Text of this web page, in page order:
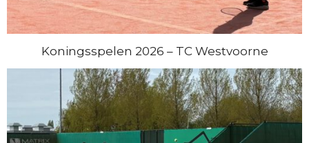
Koningsspelen 2026 – TC Westvoorne